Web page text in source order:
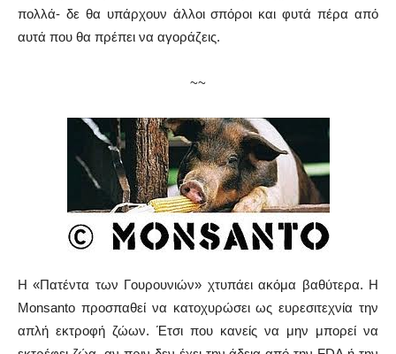
πολλά- δε θα υπάρχουν άλλοι σπόροι και φυτά πέρα από
αυτά που θα πρέπει να αγοράζεις.
~~
Η «Πατέντα των Γουρουνιών» χτυπάει ακόμα βαθύτερα. Η
Monsanto προσπαθεί να κατοχυρώσει ως ευρεσιτεχνία την
απλή εκτροφή ζώων. Έτσι που κανείς να μην μπορεί να